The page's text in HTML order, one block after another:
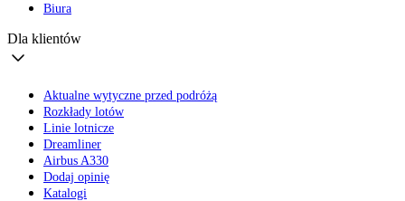
Biura
Dla klientów
Aktualne wytyczne przed podróżą
Rozkłady lotów
Linie lotnicze
Dreamliner
Airbus A330
Dodaj opinię
Katalogi